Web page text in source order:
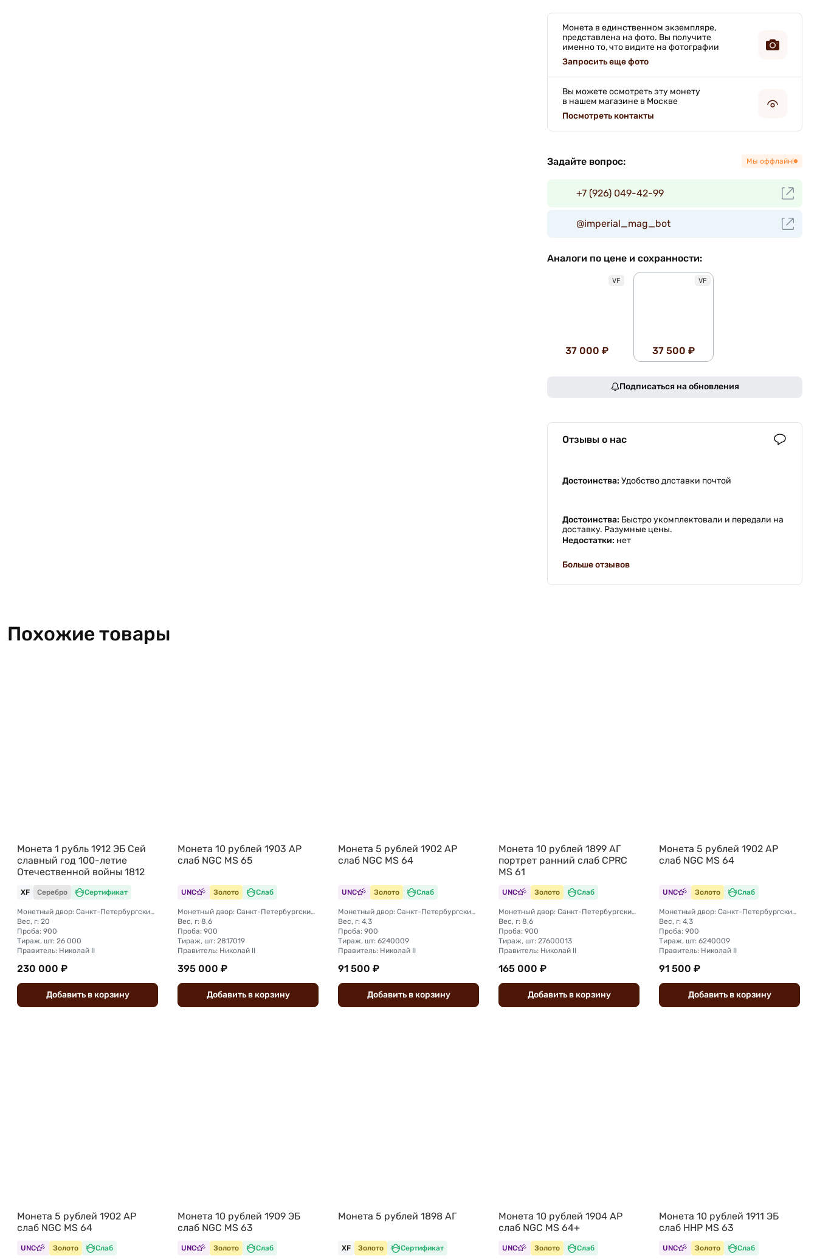
Монета в единственном экземпляре,
представлена на фото. Вы получите
именно то, что видите на фотографии
Запросить еще фото
Вы можете осмотреть эту монету
в нашем магазине в Москве
Посмотреть контакты
Задайте вопрос: Мы оффлайн!
+7 (926) 049-42-99
@imperial_mag_bot
Аналоги по цене и сохранности:
VF
37 000 ₽
VF
37 500 ₽
Подписаться на обновления
Отзывы о нас
Достоинства: Удобство длставки почтой
Достоинства: Быстро укомплектовали и передали на
доставку. Разумные цены.
Недостатки: нет
Больше отзывов
Похожие товары
Монета 1 рубль 1912 ЭБ Сей
славный год 100-летие
Отечественной войны 1812
XF Серебро Сертификат
Монетный двор: Санкт-Петербургский монетный двор
Вес, г: 20
Проба: 900
Тираж, шт: 26 000
Правитель: Николай II
230 000 ₽
Добавить вкорзину
Монета 10 рублей 1903 АР
слаб NGC MS 65
UNC Золото Слаб
Монетный двор: Санкт-Петербургский монетный двор
Вес, г: 8,6
Проба: 900
Тираж, шт: 2817019
Правитель: Николай II
395 000 ₽
Добавить вкорзину
Монета 5 рублей 1902 АР
слаб NGC MS 64
UNC Золото Слаб
Монетный двор: Санкт-Петербургский монетный двор
Вес, г: 4,3
Проба: 900
Тираж, шт: 6240009
Правитель: Николай II
91 500 ₽
Добавить вкорзину
Монета 10 рублей 1899 АГ
портрет ранний слаб CPRC
MS 61
UNC Золото Слаб
Монетный двор: Санкт-Петербургский монетный двор
Вес, г: 8,6
Проба: 900
Тираж, шт: 27600013
Правитель: Николай II
165 000 ₽
Добавить вкорзину
Монета 5 рублей 1902 АР
слаб NGC MS 64
UNC Золото Слаб
Монетный двор: Санкт-Петербургский монетный двор
Вес, г: 4,3
Проба: 900
Тираж, шт: 6240009
Правитель: Николай II
91 500 ₽
Добавить вкорзину
Монета 5 рублей 1902 АР
слаб NGC MS 64
UNC Золото Слаб
Монета 10 рублей 1909 ЭБ
слаб NGC MS 63
UNC Золото Слаб
Монета 5 рублей 1898 АГ
XF Золото Сертификат
Монета 10 рублей 1904 АР
слаб NGC MS 64+
UNC Золото Слаб
Монета 10 рублей 1911 ЭБ
слаб ННР MS 63
UNC Золото Слаб